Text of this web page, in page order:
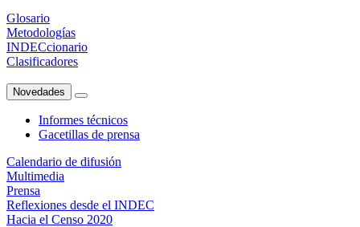
Glosario
Metodologías
INDECcionario
Clasificadores
Novedades
Informes técnicos
Gacetillas de prensa
Calendario de difusión
Multimedia
Prensa
Reflexiones desde el INDEC
Hacia el Censo 2020